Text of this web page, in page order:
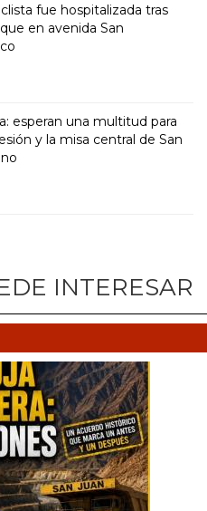
fue hospitalizada tras
en avenida San
esperan una multitud para
y la misa central de San
INTERESAR